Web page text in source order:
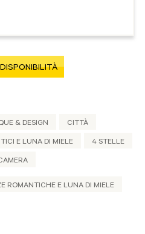
& DESIGN CITTÀ
E LUNA DI MIELE 4 STELLE
ROMANTICHE E LUNA DI MIELE